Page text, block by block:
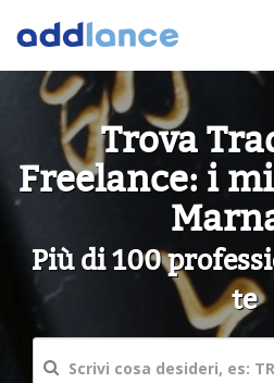
Trova
Freelance: i
Più di 100
te